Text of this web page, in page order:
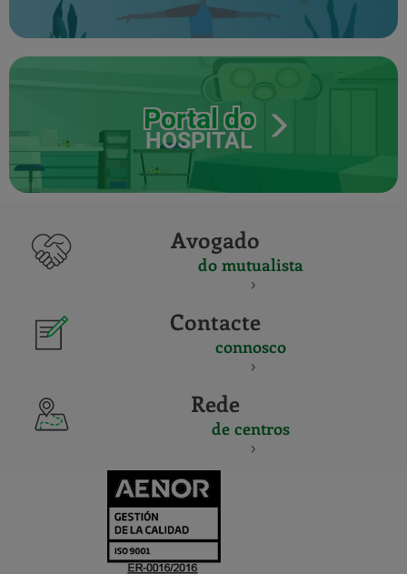
Portal do
HOSPITAL
Avogado
do mutualista
Contacte
connosco
Rede
de centros